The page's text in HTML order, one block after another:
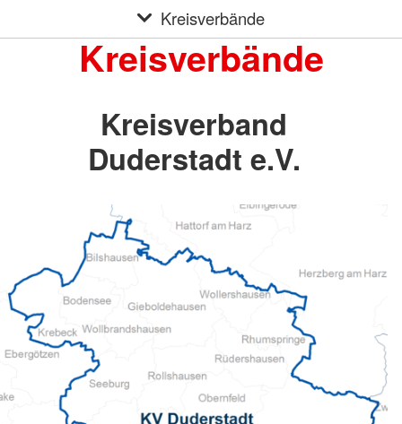
Kreisverbände
Kreisverbände
Kreisverband
Duderstadt e.V.